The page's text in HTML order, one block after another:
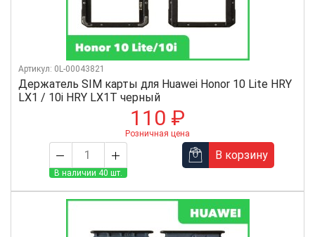
Держатель SIM карты для Huawei Honor 10 Lite HRY
LX1 / 10i HRY LX1T черный
Артикул: 0L-00043821
110 ₽
Розничная цена
В наличии 40 шт.
В корзину